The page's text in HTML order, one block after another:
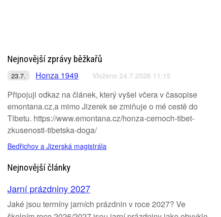
Nejnovější zprávy běžkařů
23.7. Honza 1949 Vloženo 24.7.2026 11:15
Připojuji odkaz na článek, který vyšel včera v časopise
emontana.cz,a mimo Jizerek se zmiňuje o mé cestě do
Tibetu. https://www.emontana.cz/honza-cernoch-tibet-
zkusenosti-tibetska-doga/
Bedřichov a Jizerská magistrála
Nejnovější články
Jarní prázdniny 2027
Jaké jsou termíny jarních prázdnin v roce 2027? Ve